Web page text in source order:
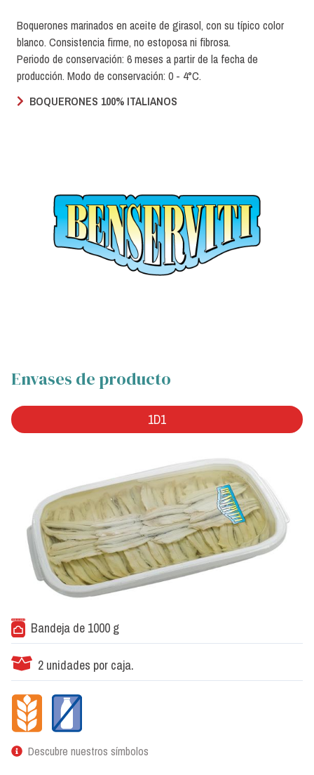
Boquerones marinados en aceite de girasol, con su típico color
blanco. Consistencia firme, no estoposa ni fibrosa.
Periodo de conservación: 6 meses a partir de la fecha de
producción. Modo de conservación: 0 - 4°C.
BOQUERONES 100% ITALIANOS
Envases de producto
1D1
Bandeja de 1000 g
2 unidades por caja.
Descubre nuestros símbolos